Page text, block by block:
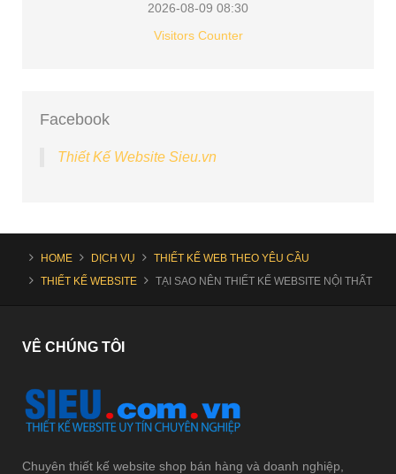
2026-08-09 08:30
Visitors Counter
Facebook
Thiết Kế Website Sieu.vn
HOME DỊCH VỤ
THIẾT KẾ WEB THEO YÊU CẦU
THIẾT KẾ WEBSITE
TẠI SAO NÊN THIẾT KẾ WEBSITE NỘI THẤT
VÊ CHÚNG TÔI
Chuyên thiết kế website shop bán hàng và doanh nghiệp,